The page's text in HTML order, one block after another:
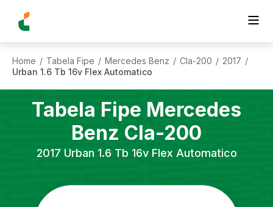
Home / Tabela Fipe / Mercedes Benz / Cla-200 / 2017 /
Urban 1.6 Tb 16v Flex Automatico
Tabela Fipe Mercedes
Benz Cla-200
2017 Urban 1.6 Tb 16v Flex Automatico